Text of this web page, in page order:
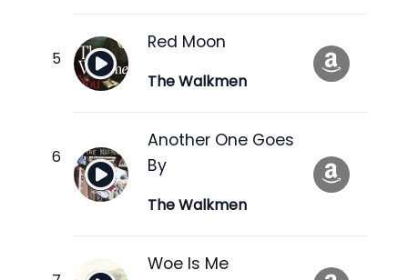
Red Moon
The Walkmen
Another One Goes
By
The Walkmen
Woe Is Me